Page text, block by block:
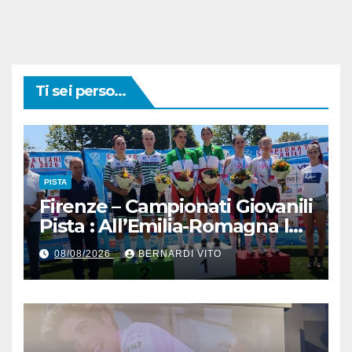
Ti sei perso...
PISTA
Firenze – Campionati Giovanili
Pista : All’Emilia-Romagna la
Maglia Tricolore Madison
“Donne Allieve”
08/08/2026 BERNARDI VITO